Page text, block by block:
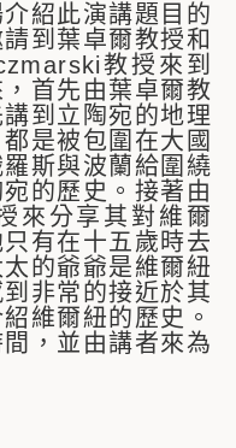
紹此演講題目的
到葉卓爾教授和
教授來到
首先由葉卓爾教
到立陶宛的地理
是被包圍在大國
斯與波蘭給圍繞
的歷史。接著由
來分享其對維爾
有在十五歲時去
的爺爺是維爾紐
非常的接近於其
維爾紐的歷史。
，並由講者來為